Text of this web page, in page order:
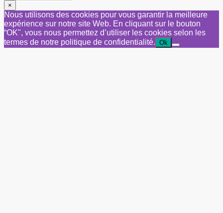
×
Nous utilisons des cookies pour vous garantir la meilleure
expérience sur notre site Web. En cliquant sur le bouton
“OK", vous nous permettez d’utiliser les cookies selon les
termes de notre politique de confidentialité. Ok